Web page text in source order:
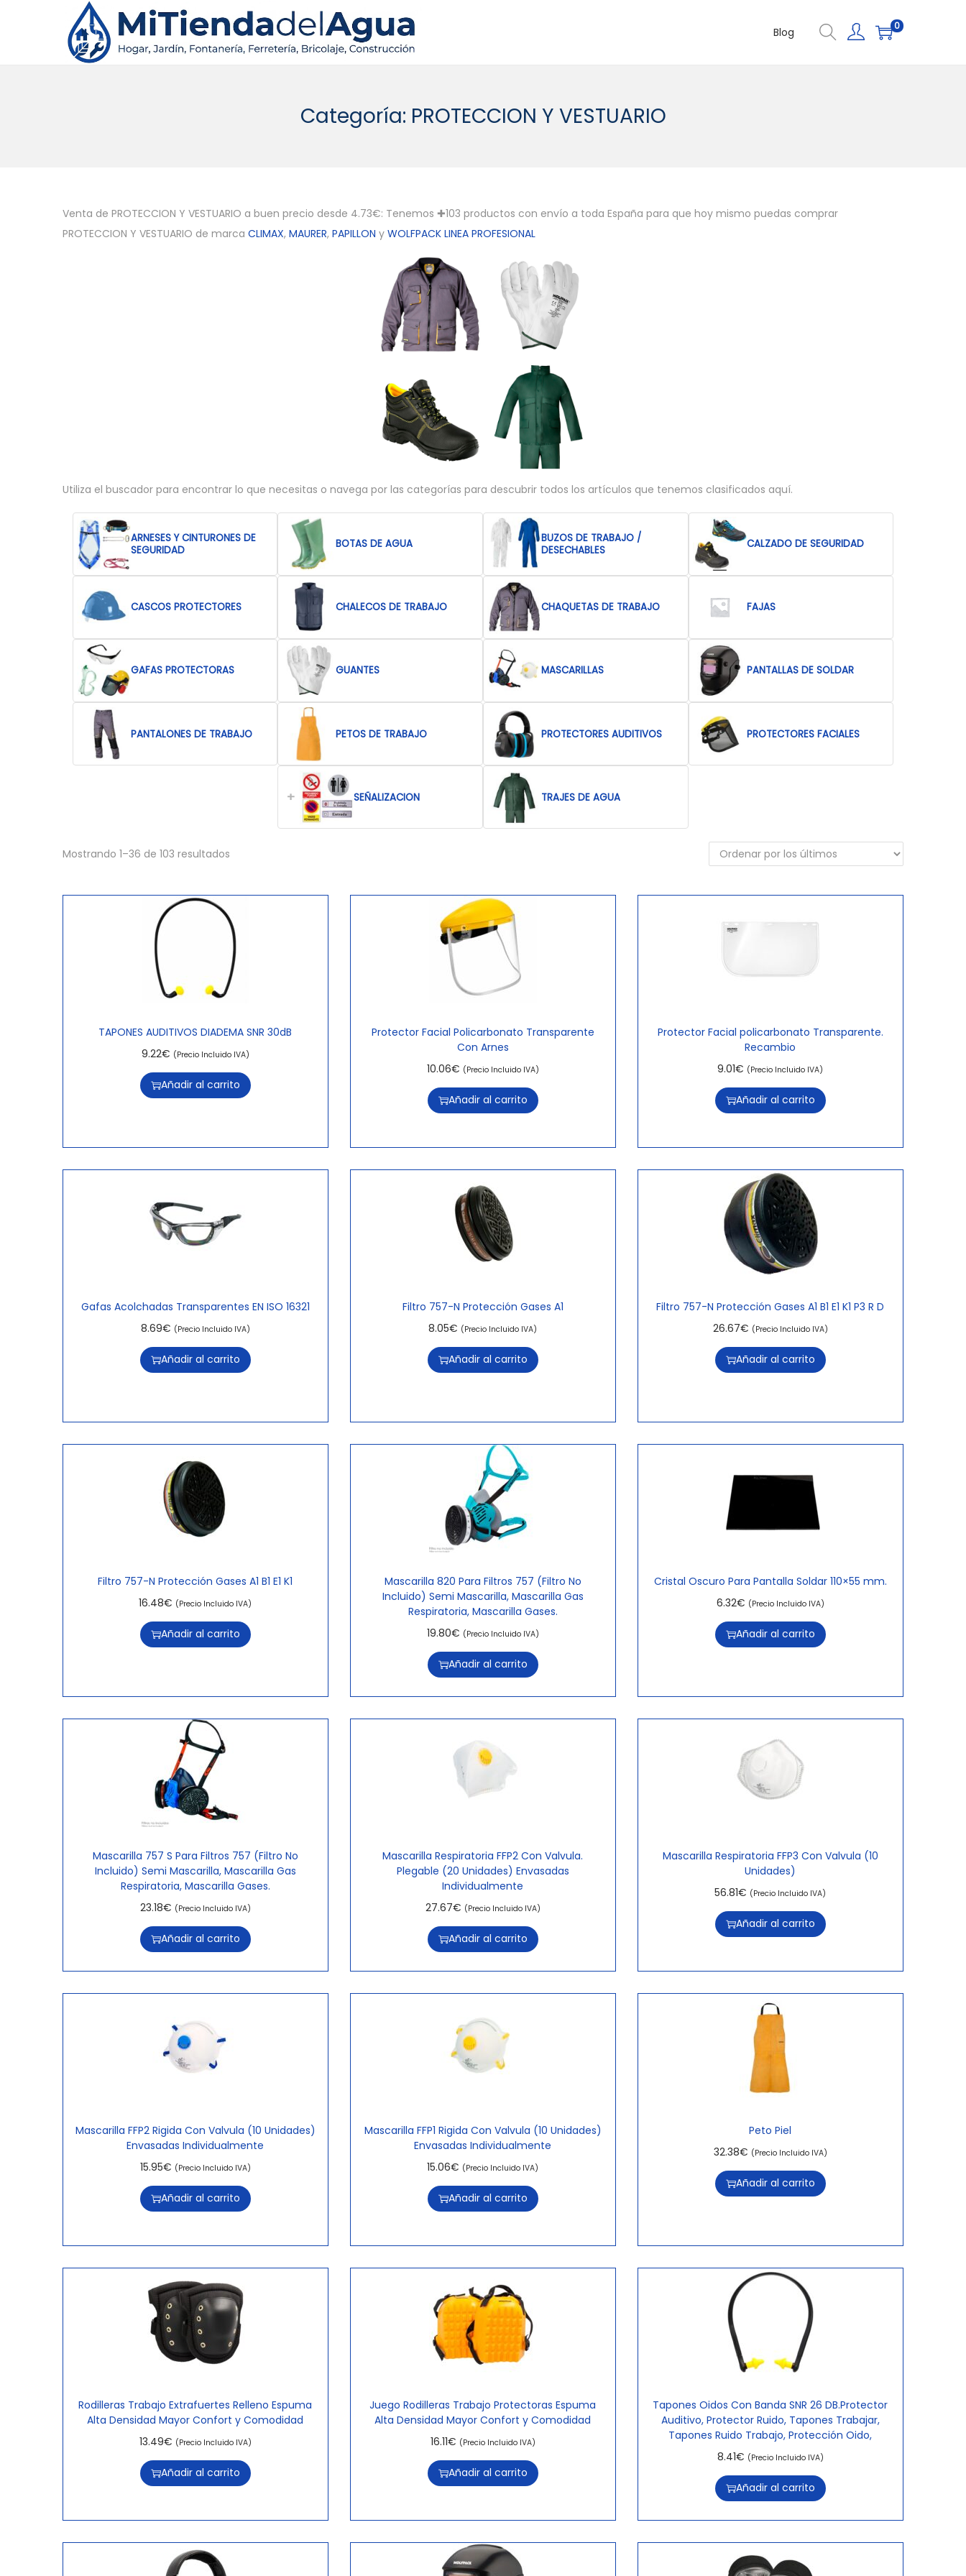
Blog 0
Categoría: PROTECCION Y VESTUARIO
Venta de PROTECCION Y VESTUARIO a buen precio desde 4.73€: Tenemos ✚103 productos con envío a toda España para que hoy mismo puedas comprar
PROTECCION Y VESTUARIO de marca CLIMAX, MAURER, PAPILLON y WOLFPACK LINEA PROFESIONAL
Utiliza el buscador para encontrar lo que necesitas o navega por las categorías para descubrir todos los artículos que tenemos clasificados aquí.
ARNESES Y CINTURONES DE
SEGURIDAD
BOTAS DE AGUA
BUZOS DE TRABAJO /
DESECHABLES
CALZADO DE SEGURIDAD
CASCOS PROTECTORES CHALECOS DE TRABAJO CHAQUETAS DE TRABAJO FAJAS
GAFAS PROTECTORAS GUANTES MASCARILLAS PANTALLAS DE SOLDAR
PANTALONES DE TRABAJO PETOS DE TRABAJO PROTECTORES AUDITIVOS PROTECTORES FACIALES
+ SEÑALIZACION TRAJES DE AGUA
Mostrando 1–36 de 103 resultados
TAPONES AUDITIVOS DIADEMA SNR 30dB
9.22€ (Precio Incluido IVA)
Añadir al carrito
Protector Facial Policarbonato Transparente
Con Arnes
10.06€ (Precio Incluido IVA)
Añadir al carrito
Protector Facial policarbonato Transparente.
Recambio
9.01€ (Precio Incluido IVA)
Añadir al carrito
Gafas Acolchadas Transparentes EN ISO 16321
8.69€ (Precio Incluido IVA)
Añadir al carrito
Filtro 757-N Protección Gases A1
8.05€ (Precio Incluido IVA)
Añadir al carrito
Filtro 757-N Protección Gases A1 B1 E1 K1 P3 R D
26.67€ (Precio Incluido IVA)
Añadir al carrito
Filtro 757-N Protección Gases A1 B1 E1 K1
16.48€ (Precio Incluido IVA)
Añadir al carrito
Mascarilla 820 Para Filtros 757 (Filtro No
Incluido) Semi Mascarilla, Mascarilla Gas
Respiratoria, Mascarilla Gases.
19.80€ (Precio Incluido IVA)
Añadir al carrito
Cristal Oscuro Para Pantalla Soldar 110×55 mm.
6.32€ (Precio Incluido IVA)
Añadir al carrito
Mascarilla 757 S Para Filtros 757 (Filtro No
Incluido) Semi Mascarilla, Mascarilla Gas
Respiratoria, Mascarilla Gases.
23.18€ (Precio Incluido IVA)
Añadir al carrito
Mascarilla Respiratoria FFP2 Con Valvula.
Plegable (20 Unidades) Envasadas
Individualmente
27.67€ (Precio Incluido IVA)
Añadir al carrito
Mascarilla Respiratoria FFP3 Con Valvula (10
Unidades)
56.81€ (Precio Incluido IVA)
Añadir al carrito
Mascarilla FFP2 Rigida Con Valvula (10 Unidades)
Envasadas Individualmente
15.95€ (Precio Incluido IVA)
Añadir al carrito
Mascarilla FFP1 Rigida Con Valvula (10 Unidades)
Envasadas Individualmente
15.06€ (Precio Incluido IVA)
Añadir al carrito
Peto Piel
32.38€ (Precio Incluido IVA)
Añadir al carrito
Rodilleras Trabajo Extrafuertes Relleno Espuma
Alta Densidad Mayor Confort y Comodidad
13.49€ (Precio Incluido IVA)
Añadir al carrito
Juego Rodilleras Trabajo Protectoras Espuma
Alta Densidad Mayor Confort y Comodidad
16.11€ (Precio Incluido IVA)
Añadir al carrito
Tapones Oidos Con Banda SNR 26 DB.Protector
Auditivo, Protector Ruido, Tapones Trabajar,
Tapones Ruido Trabajo, Protección Oido,
8.41€ (Precio Incluido IVA)
Añadir al carrito